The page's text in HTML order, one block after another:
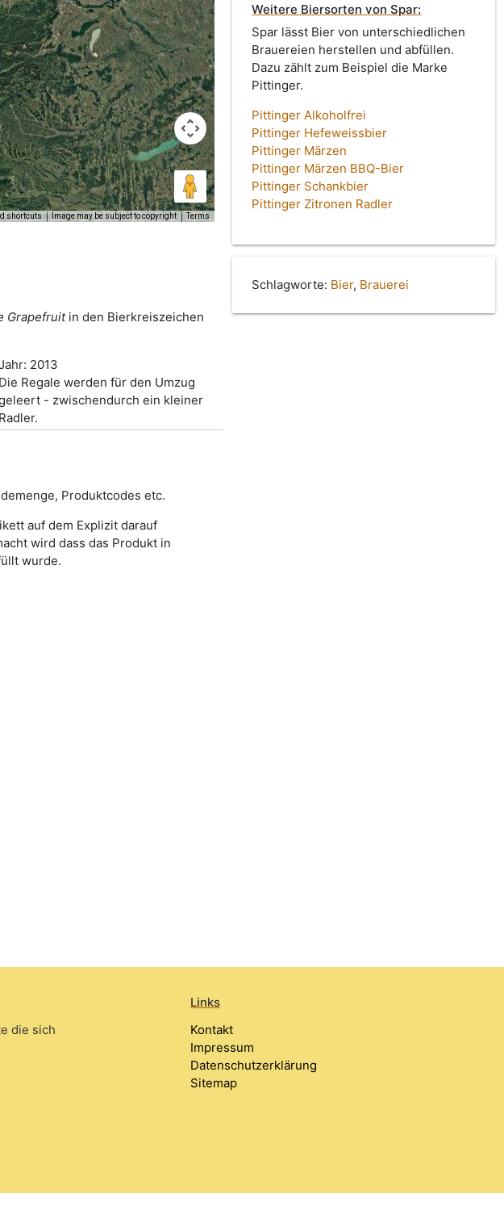
shortcuts Image may be subject to copyright Terms
Grapefruitin den Bierkreiszeichen
2013
Die Regale werden für den Umzug
- zwischendurch ein kleiner
Radler.
Produktcodes etc.
auf dem Explizit darauf
wird dass das Produkt in
wurde.
Weitere Biersorten von Spar:
Spar lässt Bier von unterschiedlichen
Brauereien herstellen und abfüllen.
Dazu zählt zum Beispiel die Marke
Pittinger.
Pittinger Alkoholfrei
Pittinger Hefeweissbier
Pittinger Märzen
Pittinger Märzen BBQ-Bier
Pittinger Schankbier
Pittinger Zitronen Radler
Schlagworte: Bier, Brauerei
die sich
Links
Kontakt
Impressum
Datenschutzerklärung
Sitemap